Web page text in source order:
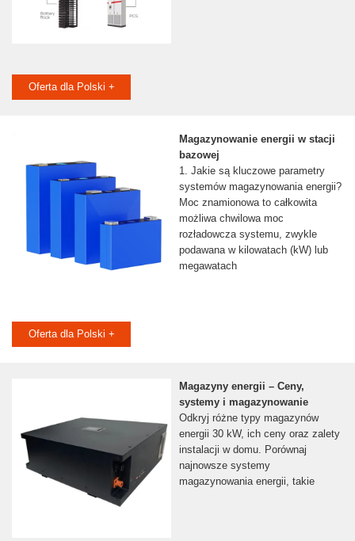
Oferta dla Polski +
Magazynowanie energii w stacji
bazowej
1. Jakie są kluczowe parametry
systemów magazynowania energii?
Moc znamionowa to całkowita
możliwa chwilowa moc
rozładowcza systemu, zwykle
podawana w kilowatach (kW) lub
megawatach
Oferta dla Polski +
Magazyny energii – Ceny,
systemy i magazynowanie
Odkryj różne typy magazynów
energii 30 kW, ich ceny oraz zalety
instalacji w domu. Porównaj
najnowsze systemy
magazynowania energii, takie